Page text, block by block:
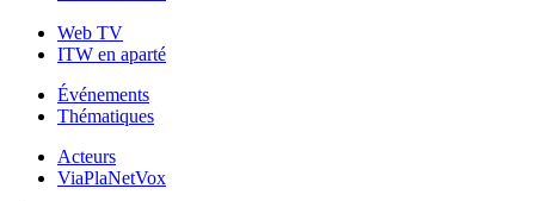
Web TV
ITW en aparté
Événements
Thématiques
Acteurs
ViaPlaNetVox